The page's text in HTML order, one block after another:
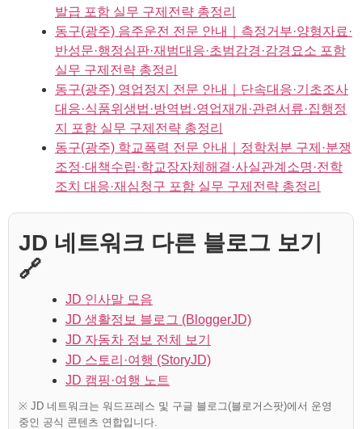
발급 포함 실무 구제전략 총정리
동구(광주) 음주운전 전문 안내｜측정거부·양형자료·
반성문·행정심판·재범대응·초범감경·감경요소 포함
실무 구제전략 총정리
동구(광주) 영업정지 전문 안내｜단속대응·기초조사
대응·식품위생법·방역법·영업재개·관련서류·집행정
지 포함 실무 구제전략 총정리
동구(광주) 학교폭력 전문 안내｜정학처분 구제·분쟁
조정·대책수립·학교장자체해결·사실관계소명·전학
조치 대응·재심청구 포함 실무 구제전략 총정리
JD 네트워크 다른 블로그 보기
🔗
JD 인사말 모음
JD 생활정보 블로그 (BloggerJD)
JD 자동차 정보 전체 보기
JD 스토리·여행 (StoryJD)
JD 캠핑·여행 노트
※ JD 네트워크는 워드프레스 및 구글 블로그(블로거스팟)에서 운영
중인 공식 콘텐츠 연합입니다.